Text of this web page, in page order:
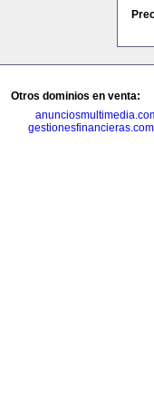
Otros dominios en venta:
gestionesfinancieras.com